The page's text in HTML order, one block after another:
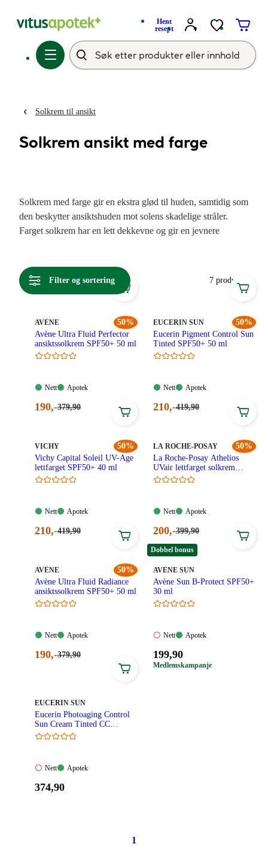
Hent
resept
Solkrem til ansikt
Solkrem ansikt med farge
Solkrem med farge gir en ekstra glød til huden, samtidig som
den beskytter ansiktshuden mot solens skadelige stråler.
Farget solkrem har en lett dekkevne og gir en jevnere
anerkjente merker som Avène og Eucerin.
Filter og sortering 7 produkter
50%
MERKE
AVÈNE
Avène Ultra Fluid Perfector
ansiktssolkrem SPF50+ 50 ml
Nett:
Nett
Apotek:
Apotek
Nåværende
kroner.
190,-Førpris:
379,90
50%
MERKE:
EUCERIN SUN
Eucerin Pigment Control Sun
Tinted SPF50+ 50 ml
Nett:
Nett
Apotek:
Apotek
Nåværende
kroner.
210,-Førpris:
419,90
50%
MERKE
VICHY
Vichy Capital Soleil UV-Age
lettfarget SPF50+ 40 ml
Nett:
Nett
Apotek:
Apotek
Nåværende
kroner.
210,-Førpris:
419,90
50%
MERKE:
LA ROCHE-POSAY
La Roche-Posay Athelios
UVair lettfarget solkrem
SPF50+ 50 ml
Nett:
Nett
Apotek:
Apotek
Nåværende
pris:
200,00
kroner.
200,-Førpris:
kroner.
399,90
50%
MERKE
AVÈNE
Avène Ultra Fluid Radiance
ansiktssolkrem SPF50+ 50 ml
Nett:
Nett
Apotek:
Apotek
Nåværende
190,-Førpris:
379,90
Dobbel bonus
MERKE :
AVÈNE SUN
Avène Sun B-Protect SPF50+
30 ml
Nett:
tilgjengelig
Nett
Apotek:
Apotek
Pris:
199,90
199,90
Medlemskampanje
MERKE:
EUCERIN SUN
Eucerin Photoaging Control
Sun Cream Tinted CC
Medium SPF50+ 50 ml
Nett:
tilgjengelig
Nett
Apotek:
Apotek
Pris:
374,90
1